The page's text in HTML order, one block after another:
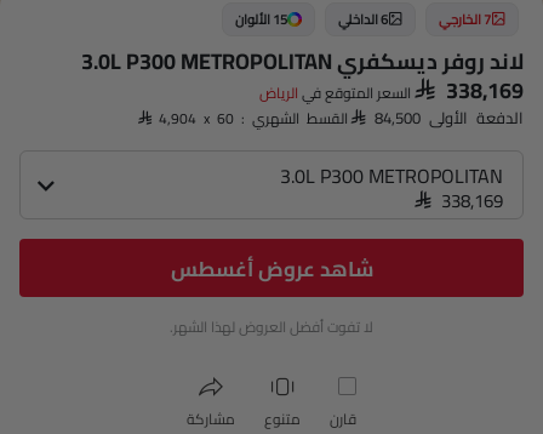
7 الخارجي 6 الداخلي 15 الألوان
لاند روفر ديسكفري 3.0L P300 METROPOLITAN
SAR 338,169 السعر المتوقع فيالرياض‎
الدفعة الأولى SAR 84,500 القسط الشهري : SAR 4,904 x 60
3.0L P300 METROPOLITAN
SAR 338,169
شاهد عروض أغسطس
لا تفوت أفضل العروض لهذا الشهر.
قارن متنوع مشاركة